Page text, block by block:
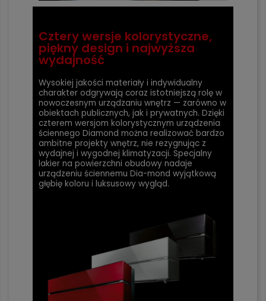
Cztery wersje kolorystyczne,
piękny design i najwyższa
wydajność
Wysokiej jakości materiały i indywidualny
charakter odgrywają coraz istotniejszą rolę w
nowoczesnym urządzaniu wnętrz — zarówno w
obiektach publicznych, jak i prywatnych. Dzięki
czterem wersjom kolorystycznym urządzenia
ściennego Diamond można realizować bardzo
ambitne projekty wnętrz, nie rezygnując z
wydajnej i wygodnej klimatyzacji. Specjalny
lakier na powierzchni obudowy nadaje
urządzeniu ściennemu Dia-mond wyjątkową
głębię koloru i luksusowy wygląd.